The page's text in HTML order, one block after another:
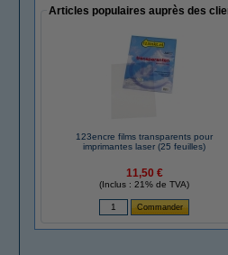
Articles populaires auprès des
123encre films transparents pour
imprimantes laser (25 feuilles)
11,50 €
(Inclus : 21% de TVA)